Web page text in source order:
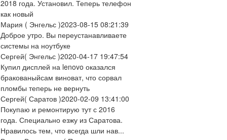
2018 года. Установил. Теперь телефон
как новый
Мария ( Энгельс )2023-08-15 08:21:39
Доброе утро. Вы переустанавливаете
системы на ноутбуке
Сергей( Энгельс )2020-04-17 19:47:54
Купил дисплей на lenovo оказался
бракованыйсам виноват, что сорвал
пломбы теперь не вернуть
Сергей( Саратов )2020-02-09 13:41:00
Покупаю и ремонтирую тут с 2016
года. Специально езжу из Саратова.
Нравилось тем, что всегда шли нав...